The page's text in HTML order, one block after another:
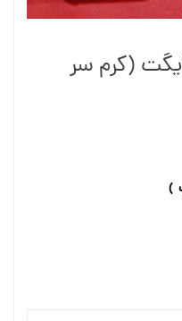
(کرم سر
)